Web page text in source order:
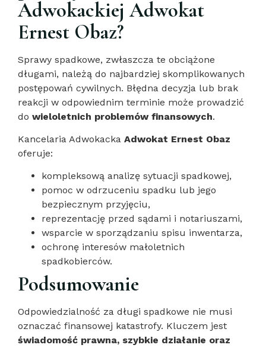
Adwokackiej Adwokat
Ernest Obaz?
Sprawy spadkowe, zwłaszcza te obciążone
długami, należą do najbardziej skomplikowanych
postępowań cywilnych. Błędna decyzja lub brak
reakcji w odpowiednim terminie może prowadzić
do wieloletnich problemów finansowych.
Kancelaria Adwokacka Adwokat Ernest Obaz
oferuje:
kompleksową analizę sytuacji spadkowej,
pomoc w odrzuceniu spadku lub jego
bezpiecznym przyjęciu,
reprezentację przed sądami i notariuszami,
wsparcie w sporządzaniu spisu inwentarza,
ochronę interesów małoletnich
spadkobierców.
Podsumowanie
Odpowiedzialność za długi spadkowe nie musi
oznaczać finansowej katastrofy. Kluczem jest
świadomość prawna, szybkie działanie oraz